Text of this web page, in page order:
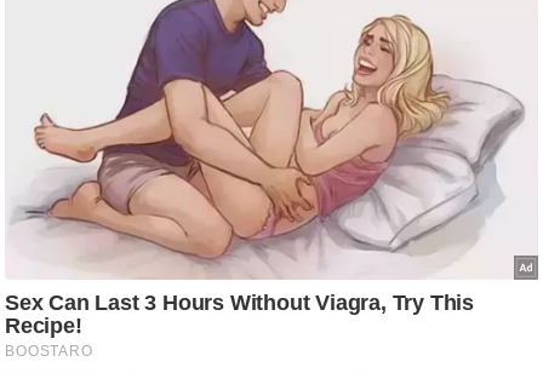
चा
र
मी
क्षा
ध